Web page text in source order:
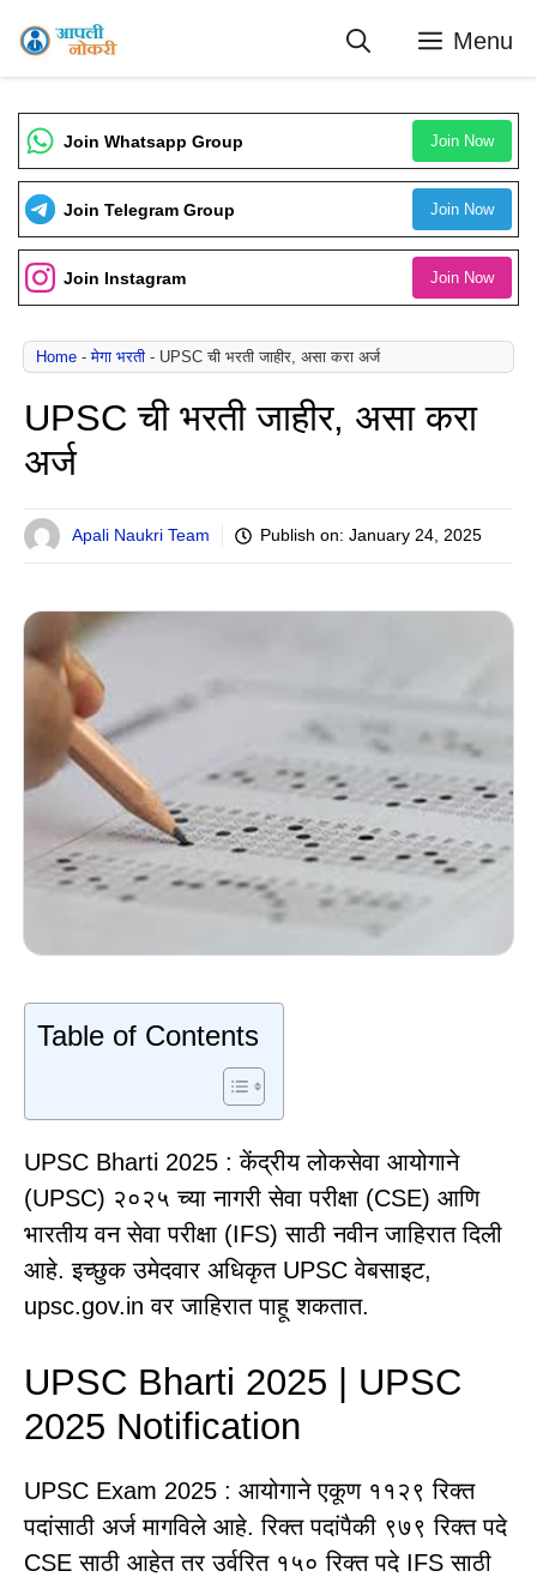
Skip
Menu
Join Whatsapp Group Join Now
Join Telegram Group Join Now
Join Instagram Join Now
Home -मेगा भरती - UPSC ची भरती जाहीर, असा करा अर्ज
UPSC ची भरती जाहीर, असा करा
अर्ज
Apali Naukri Team Publish on: January 24, 2025
Table of Contents
UPSC Bharti 2025 : केंद्रीय लोकसेवा आयोगाने
(UPSC) २०२५ च्या नागरी सेवा परीक्षा (CSE) आणि
भारतीय वन सेवा परीक्षा (IFS) साठी नवीन जाहिरात दिली
आहे. इच्छुक उमेदवार अधिकृत UPSC वेबसाइट,
upsc.gov.in वर जाहिरात पाहू शकतात.
UPSC Bharti 2025 | UPSC
2025 Notification
UPSC Exam 2025 : आयोगाने एकूण ११२९ रिक्त
पदांसाठी अर्ज मागविले आहे. रिक्त पदांपैकी ९७९ रिक्त पदे
CSE साठी आहेत तर उर्वरित १५० रिक्त पदे IFS साठी